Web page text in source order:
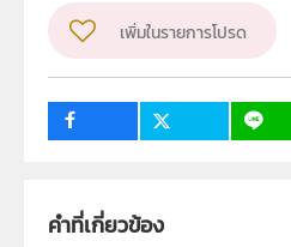
วิชา
กลุ่มเป้าหมาย
ครู, นักเรียน, บุคคลทั่วไป
เพิ่มในรายการโปรด
คำที่เกี่ยวข้อง